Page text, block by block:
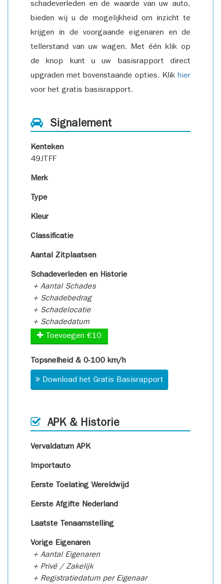
schadeverleden en de waarde van uw auto,
bieden wij u de mogelijkheid om inzicht te
krijgen in de voorgaande eigenaren en de
tellerstand van uw wagen. Met één klik op
de knop kunt u uw basisrapport direct
upgraden met bovenstaande opties. Klik hier
voor het gratis basisrapport.
Signalement
Kenteken
49JTFF
Merk
Type
Kleur
Classificatie
Aantal Zitplaatsen
Schadeverleden en Historie
+ Aantal Schades
+ Schadebedrag
+ Schadelocatie
+ Schadedatum
Toevoegen €10
Topsnelheid & 0-100 km/h
Download het Gratis Basisrapport
APK & Historie
Vervaldatum APK
Importauto
Eerste Toelating Wereldwijd
Eerste Afgifte Nederland
Laatste Tenaamstelling
Vorige Eigenaren
+ Aantal Eigenaren
+ Privé / Zakelijk
+ Registratiedatum per Eigenaar